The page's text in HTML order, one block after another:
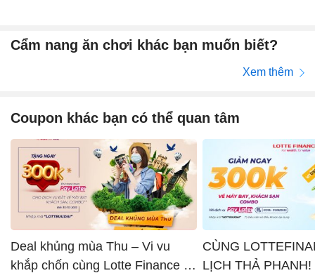
Cẩm nang ăn chơi khác bạn muốn biết?
Xem thêm
Coupon khác bạn có thể quan tâm
Deal khủng mùa Thu – Vi vu
khắp chốn cùng Lotte Finance x
CÙNG
LỊCH THẢ PHANH!